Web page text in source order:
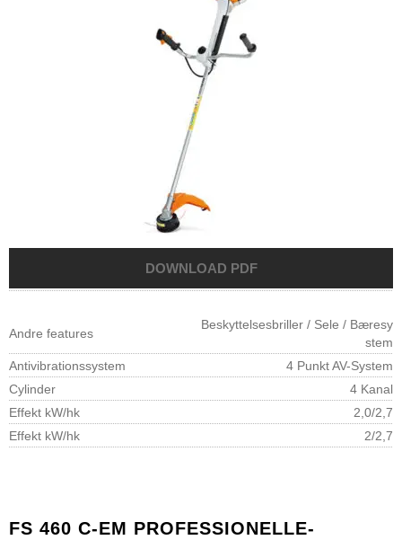
Andre features
Beskyttelsesbriller / Sele / Bæresy
stem
Antivibrationssystem
4 Punkt AV-System
Cylinder
4 Kanal
Effekt kW/hk
2,0/2,7
Effekt kW/hk
2/2,7
FS 460 C-EM PROFESSIONELLE-